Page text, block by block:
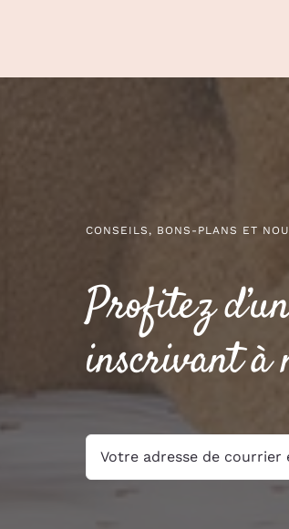
CONSEILS, BONS-PLANS ET
Profitez
inscrivant à